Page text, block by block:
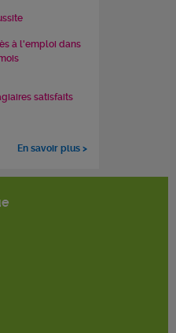
à l'emploi dans
satisfaits
En savoir plus >